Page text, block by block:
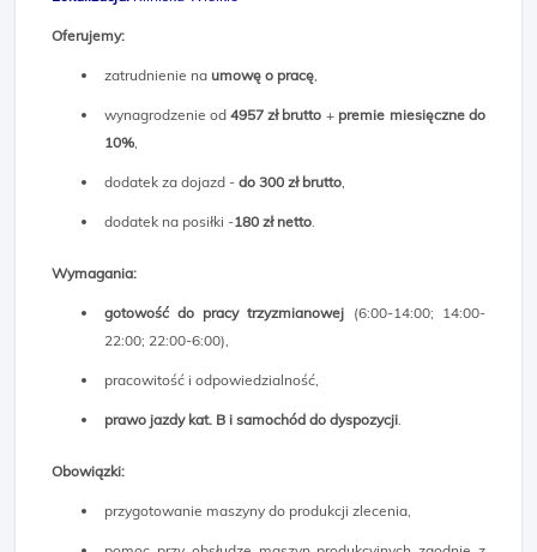
Oferujemy:
zatrudnienie na umowę o pracę,
wynagrodzenie od 4957 zł brutto + premie miesięczne do
10%,
dodatek za dojazd - do 300 zł brutto,
dodatek na posiłki -180 zł netto.
Wymagania:
gotowość do pracy trzyzmianowej (6:00-14:00; 14:00-
22:00; 22:00-6:00),
pracowitość i odpowiedzialność,
prawo jazdy kat. B i samochód do dyspozycji.
Obowiązki:
przygotowanie maszyny do produkcji zlecenia,